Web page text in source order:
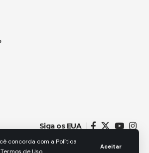
concorda com a Política
Aceitar
Siga os EUA